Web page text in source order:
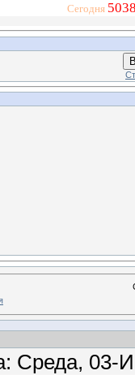
Сегодня
Среда, 03-